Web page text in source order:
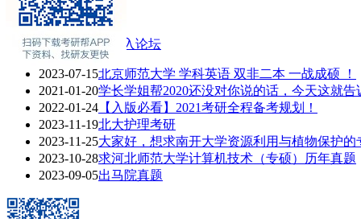
专业课辅导
2021考研热门话题 进入论坛
2023-07-15北京师范大学 学科英语 双非二本 一战成硕 ！
2021-01-20学长学姐帮2020还没对你说的话，今天这就告
2022-01-24 【入版必看】2021考研全程备考规划！
2023-11-19北大护理考研
2023-11-25大家好，想求南开大学资源利用与植物保护的
2023-10-28求河北师范大学计算机技术（专硕）历年真题
2023-09-05出马院真题